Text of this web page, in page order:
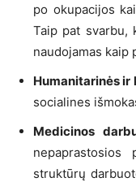
po okupacijos
Taip pat svarbu,
naudojamas kaip
Humanitarinės
socialines
Medicinos
struktūrų